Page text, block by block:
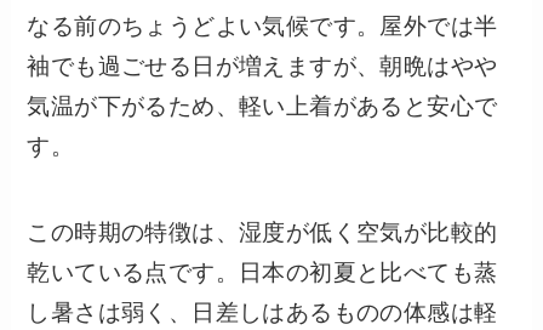
なる前のちょうどよい気候です。屋外では半
袖でも過ごせる日が増えますが、朝晩はやや
気温が下がるため、軽い上着があると安心で
す。
この時期の特徴は、湿度が低く空気が比較的
乾いている点です。日本の初夏と比べても蒸
し暑さは弱く、日差しはあるものの体感は軽